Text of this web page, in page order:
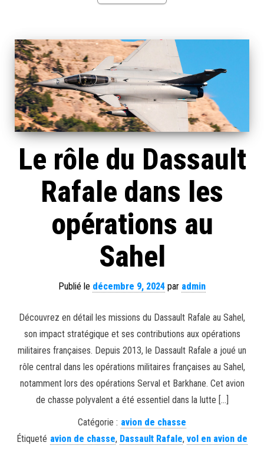
Le rôle du Dassault
Rafale dans les
opérations au
Sahel
Publié le décembre 9, 2024 par admin
Découvrez en détail les missions du Dassault Rafale au Sahel,
son impact stratégique et ses contributions aux opérations
militaires françaises. Depuis 2013, le Dassault Rafale a joué un
rôle central dans les opérations militaires françaises au Sahel,
notamment lors des opérations Serval et Barkhane. Cet avion
de chasse polyvalent a été essentiel dans la lutte […]
Catégorie : avion de chasse
Étiqueté avion de chasse, Dassault Rafale, vol en avion de